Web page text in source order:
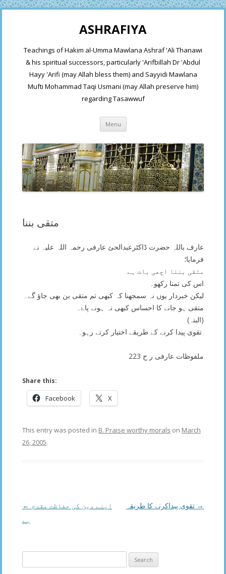
ASHRAFIYA
Teachings of Hakim al-Umma Mawlana Ashraf 'Ali Thanawi
& his spiritual successors, particularly 'Arifbillah Dr 'Abdul
Hayy 'Arifi (may Allah bless them) and Sayyidi Mawlana
Mufti Mohammad Taqi Usmani (may Allah preserve him)
regarding Tasawwuf
Menu Skip
content
متقی بننا
عارف باللہ حضرت ڈاکٹرعبدالحئ عارفی رحمہ اللہ علیہ نے
فرمایا؛
متقی بننا اچھی بات ہے
اس کی تمنا رکھو۔
لیکن خبردار یوں نہ سمجھنا کہ کبھی تم متقی بن بھی جاؤ گے۔
متقی ہو جانے کا احساس کبھی نہ ہونے پاۓ۔
(البتہ)
ملفوظات عارفی ر ح 223
Share this:
Facebook X
This entry was posted in B. Praise worthy morals on March
26, 2005.
Post
navigation
←
ہے
→
for: